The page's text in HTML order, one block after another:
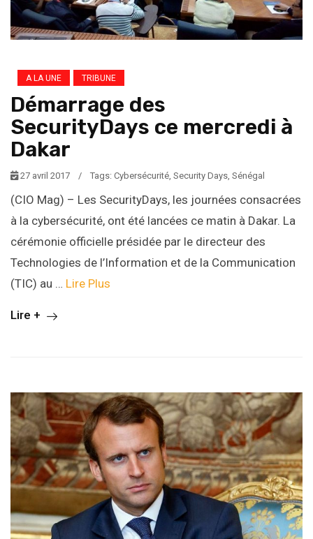
A LA UNE TRIBUNE
Démarrage des
SecurityDays ce mercredi à
Dakar
27 avril 2017 / Tags: Cybersécurité, Security Days, Sénégal
(CIO Mag) – Les SecurityDays, les journées consacrées
à la cybersécurité, ont été lancées ce matin à Dakar. La
cérémonie officielle présidée par le directeur des
Technologies de l’Information et de la Communication
(TIC) au … Lire Plus
Lire +